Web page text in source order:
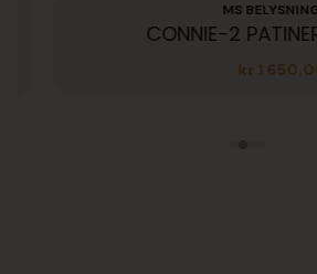
MS BELYSNING
CONNIE-2
kr1 650,00